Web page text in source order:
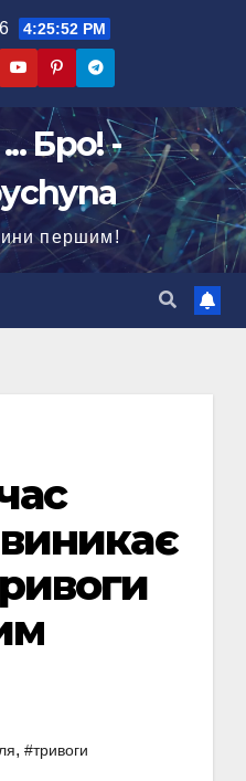
4:25:53 PM
Бро! -
першим!
, #тривоги